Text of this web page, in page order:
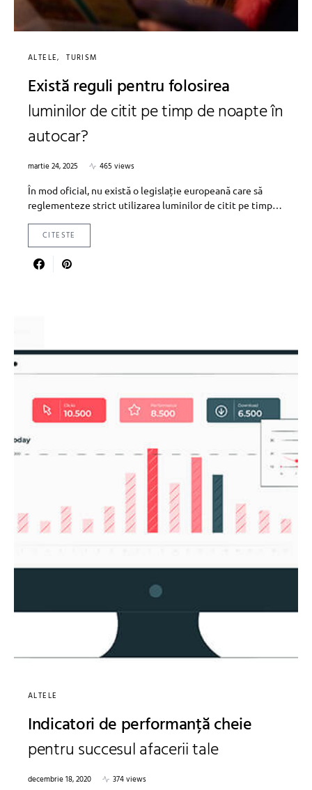
ALTELE TURISM
Există reguli pentru folosirea
luminilor de citit pe timp de noapte în
autocar?
martie 24, 2025
465 views
În mod oficial, nu există o legislație europeană care să
reglementeze strict utilizarea luminilor de citit pe timp…
CITESTE
ALTELE
Indicatori de performanță cheie
pentru succesul afacerii tale
decembrie 18, 2020 374 views